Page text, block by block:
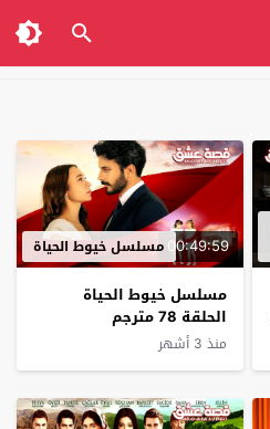
00:49:59مسلسل خيوط الحياة
مسلسل خيوط الحياة
الحلقة 78 مترجم
منذ 3 أشهر